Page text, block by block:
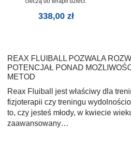
338,00 zł
REAX FLUIBALL POZWALA
POTENCJAŁ PONAD
METOD
Reax Fluiball jest właściwy dla
fizjoterapii czy treningu
to, czy jesteś młody, w kwiecie
zaawansowany…